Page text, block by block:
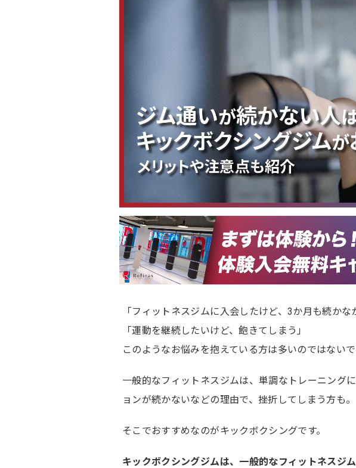
「フィットネスジムに入会したけど、3か月も続かな
「運動を継続したいけど、飽きてしまう」
このようなお悩みを抱えている方は多いのではないで
一般的なフィットネスジムは、単調なトレーニング
ョンが続かないなどの理由で、挫折してしまう方も。
そこでおすすめなのがキックボクシングです。
キックボクシングジムは、一般的なフィットネスジ